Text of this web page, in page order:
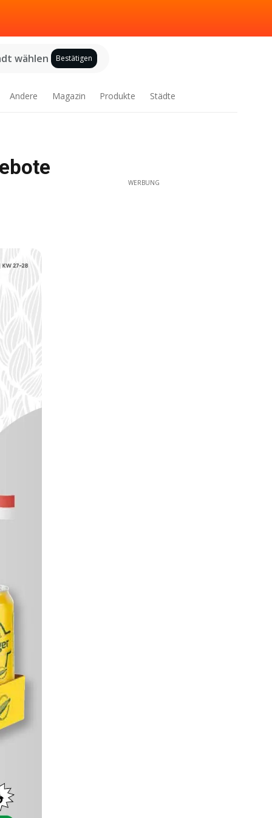
wählen Bestätigen
Andere Magazin Produkte Städte
WERBUNG